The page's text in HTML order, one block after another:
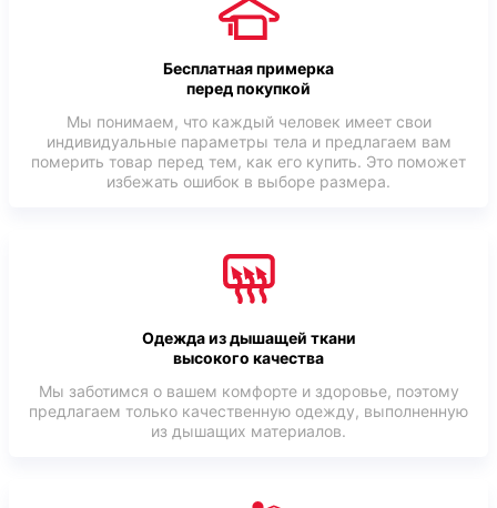
Бесплатная примерка
перед покупкой
Мы понимаем, что каждый человек имеет свои
индивидуальные параметры тела и предлагаем вам
померить товар перед тем, как его купить. Это поможет
избежать ошибок в выборе размера.
Одежда из дышащей ткани
высокого качества
Мы заботимся о вашем комфорте и здоровье, поэтому
предлагаем только качественную одежду, выполненную
из дышащих материалов.